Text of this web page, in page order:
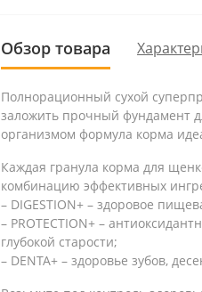
Обзор товара
Полнорационный сухой
заложить прочный фундамент
организмом формула корма
Каждая гранула корма для
комбинацию эффективных
– DIGESTION+ – здоровое
– PROTECTION+ –
глубокой старости;
– DENTA+ – здоровье зубов,